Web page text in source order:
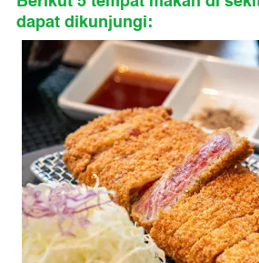
dapat dikunjungi: